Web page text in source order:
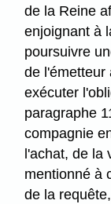
de la Reine
enjoignant à
poursuivre
de l'émetteur
exécuter
paragraphe
compagnie
l'achat, de la
mentionné à
de la